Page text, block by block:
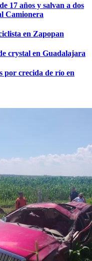
17 años y salvan a dos
Camionera
en Zapopan
crystal en Guadalajara
por crecida de río en